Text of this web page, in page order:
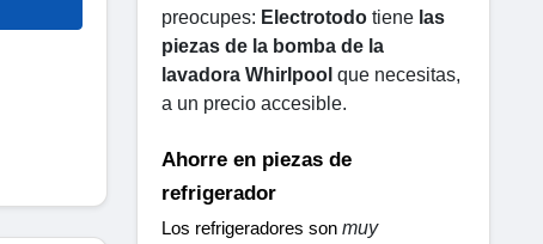
preocupes: Electrotodo tiene las
piezas de la bomba de la
lavadora Whirlpool que necesitas,
a un precio accesible.
Ahorre en piezas de
refrigerador
Los refrigeradores son muy